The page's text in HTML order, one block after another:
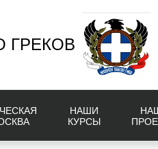
ГРЕКОВ
НАШИ
КУРСЫ